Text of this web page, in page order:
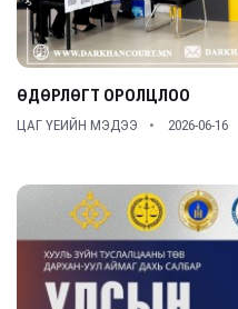
ӨДӨРЛӨГТ ОРОЛЦЛОО
ЦАГ ҮЕИЙН МЭДЭЭ 2026-06-16